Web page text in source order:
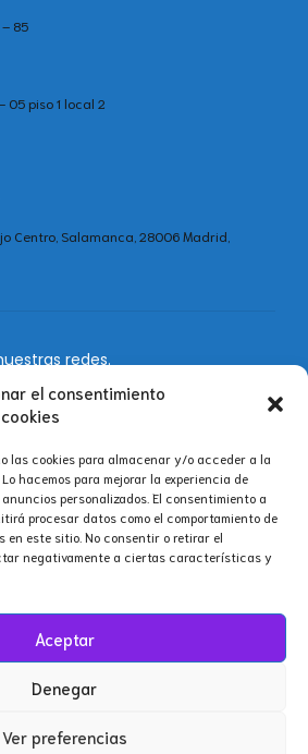
el consentimiento
las cookies para almacenar y/o acceder a la
hacemos para mejorar la experiencia de
personalizados. El consentimiento a
procesar datos como el comportamiento de
en este sitio. No consentir o retirar el
negativamente a ciertas características y
Aceptar
Denegar
Ver preferencias
85
05 piso 1 local 2
Centro, Salamanca, 28006 Madrid,
redes.
El Poblado S.A.S.